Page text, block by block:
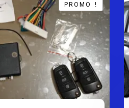
PROMO !
PROMO !